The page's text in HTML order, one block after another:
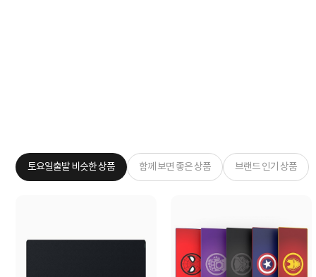
토요일출발 비슷한 상품 함께 보면 좋은 상품 브랜드 인기 상품